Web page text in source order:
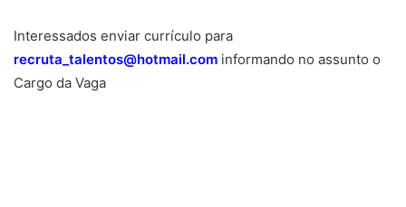
Interessados enviar currículo para
recruta_talentos@hotmail.com informando no assunto o
Cargo da Vaga